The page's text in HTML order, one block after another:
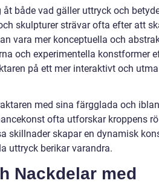
både vad gäller uttryck och
skulpturer strävar ofta efter att
vara mer konceptuella och
och experimentella konstformer
på ett mer interaktivt och
med sina färgglada och
ofta utforskar kroppens
skillnader skapar en dynamisk
uttryck berikar varandra.
Nackdelar med